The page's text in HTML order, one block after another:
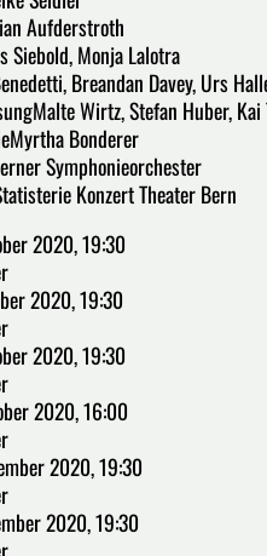
Aufderstroth
Siebold, Monja Lalotra
Breandan Davey, Urs
Wirtz, Stefan Huber,
Bonderer
Symphonieorchester
Konzert Theater Bern
2020, 19:30
2020, 19:30
2020, 19:30
2020, 16:00
2020, 19:30
2020, 19:30